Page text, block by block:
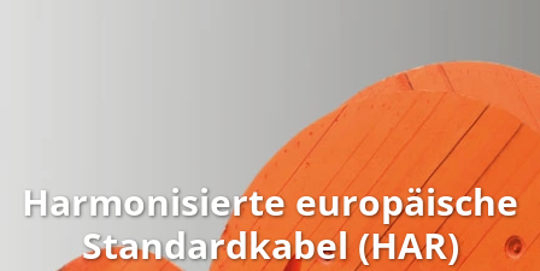
Harmonisierte europäische
Standardkabel (HAR)